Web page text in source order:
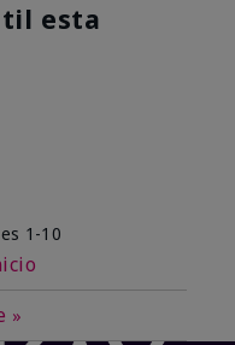
esta
1-10
»